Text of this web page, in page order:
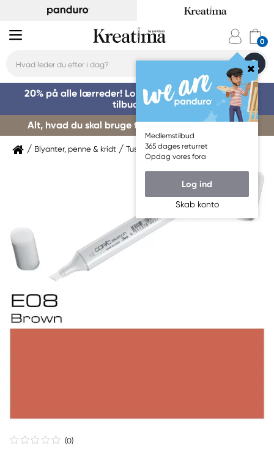
Medlemstilbud
365 dages returret
Opdag vores fora
Log ind
Skab konto
20% på alle lærreder! Log på for at benytte dig af
tilbuddet »
Alt, hvad du skal bruge til kursusstart – køb her »
Blyanter, penne & kridt Tuschpenne & markers
(0)